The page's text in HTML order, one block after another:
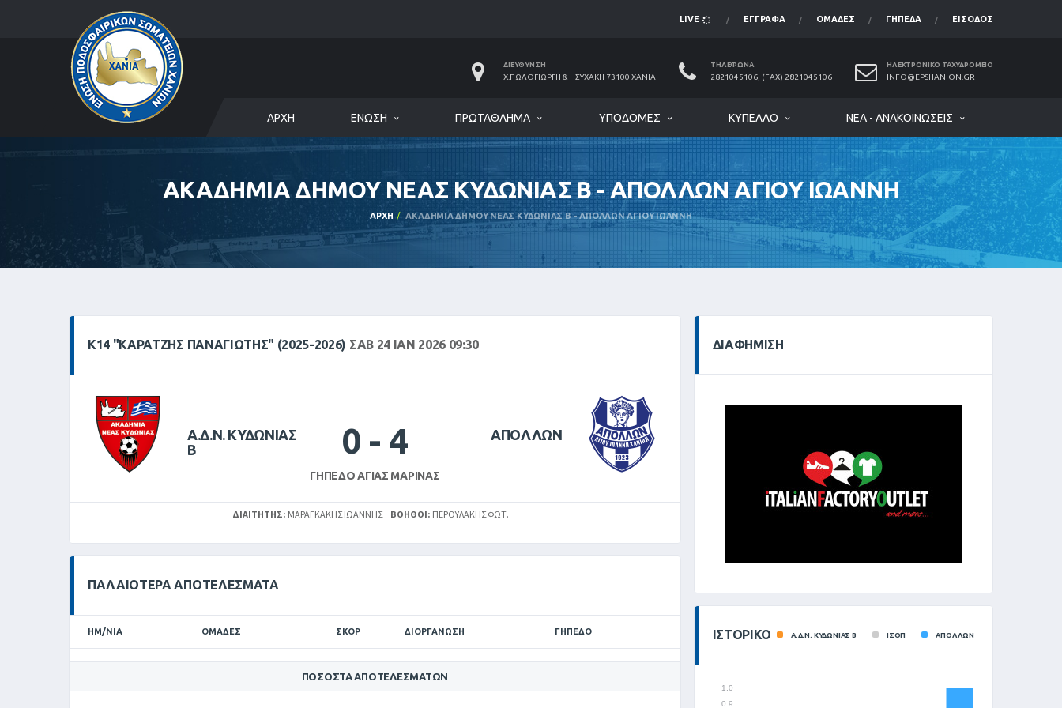
LIVE ΈΓΓΡΑΦΑ ΟΜΆΔΕΣ ΓΉΠΕΔΑ ΕΊΣΟΔΟΣ
ΔΙΕΎΘΥΝΣΗ
Χ.ΠΩΛΟΓΙΏΡΓΗ & ΗΣΥΧΆΚΗ 73100 ΧΑΝΙΆ
ΤΗΛΈΦΩΝΑ
2821045106, (FAX) 2821045106
ΗΛΕΚΤΡΟΝΙΚΌ ΤΑΧΥΔΡΟΜΕΊΟ
INFO@EPSHANION.GR
ΑΡΧΉ ΈΝΩΣΗ ΠΡΩΤΆΘΛΗΜΑ ΥΠΟΔΟΜΈΣ ΚΎΠΕΛΛΟ ΝΈΑ - ΑΝΑΚΟΙΝΏΣΕΙΣ
ΑΚΑΔΗΜΙΑ ΔΗΜΟΥ ΝΕΑΣ ΚΥΔΩΝΙΑΣ Β - ΑΠΟΛΛΩΝ ΑΓΙΟΥ ΙΩΑΝΝΗ
ΑΡΧΉ ΑΚΑΔΗΜΙΑ ΔΗΜΟΥ ΝΕΑΣ ΚΥΔΩΝΙΑΣ Β - ΑΠΟΛΛΩΝ ΑΓΙΟΥ ΙΩΑΝΝΗ
Κ14 "ΚΑΡΑΤΖΉΣ ΠΑΝΑΓΙΏΤΗΣ" (2025-2026) ΣΑΒ 24 ΙΑΝ 2026 09:30
Α.Δ.Ν. ΚΥΔΩΝΙΑΣ
Β
0 - 4
ΓΉΠΕΔΟ ΑΓΊΑΣ ΜΑΡΊΝΑΣ
ΑΠΟΛΛΩΝ
ΔΙΑΙΤΗΤΉΣ: ΜΑΡΑΓΚΆΚΗΣ ΙΩΆΝΝΗΣ ΒΟΗΘΟΊ: ΠΕΡΟΥΛΑΚΗΣ ΦΩΤ.
ΠΑΛΑΙΌΤΕΡΑ ΑΠΟΤΕΛΈΣΜΑΤΑ
ΗΜ/ΝΊΑ ΟΜΆΔΕΣ ΣΚΟΡ ΔΙΟΡΓΆΝΩΣΗ ΓΉΠΕΔΟ
ΠΟΣΟΣΤΆ ΑΠΟΤΕΛΕΣΜΆΤΩΝ
ΔΙΑΦΉΜΙΣΗ
ΙΣΤΟΡΙΚΌ Α.Δ.Ν. ΚΥΔΩΝΙΑΣ Β ΙΣΟΠ ΑΠΟΛΛΩΝ